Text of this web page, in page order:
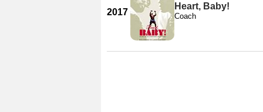
2017
Heart, Baby!
Coach